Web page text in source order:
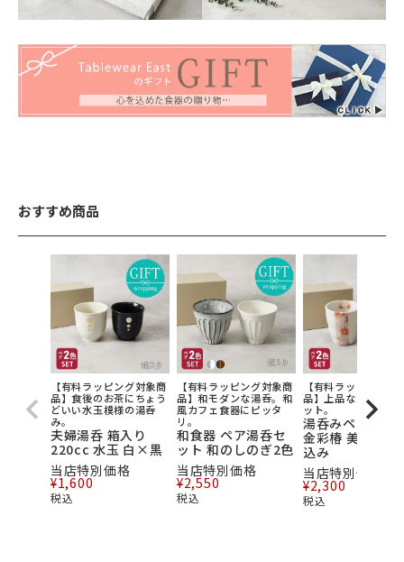
おすすめ商品
【有料ラッピング対象商
品】食後のお茶にちょう
どいい水玉模様の湯呑
み。
夫婦湯呑 箱入り
220cc 水玉 白×黒
当店特別価格
¥1,600
税込
【有料ラッピング対象商
品】和モダンな湯呑。和
風カフェ食器にピッタ
リ。
和食器 ペア湯呑セ
ット 和のしのぎ2色
当店特別価格
¥2,550
税込
【有料ラッピング対
品】上品な夫婦湯呑
ット。
湯呑みペアギフ
金彩椿 美濃焼
込み
当店特別価格
¥2,300
税込